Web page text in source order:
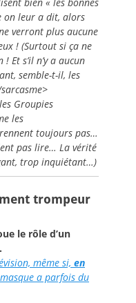
on leur a dit, alors
verront plus aucune
! (Surtout si ça ne
Et s’il n’y a aucun
semble-t-il, les
Groupies
les
toujours pas…
pas lire… La vérité
trop inquiétant…)
trompeur
le rôle d’un
même si, en
a parfois du